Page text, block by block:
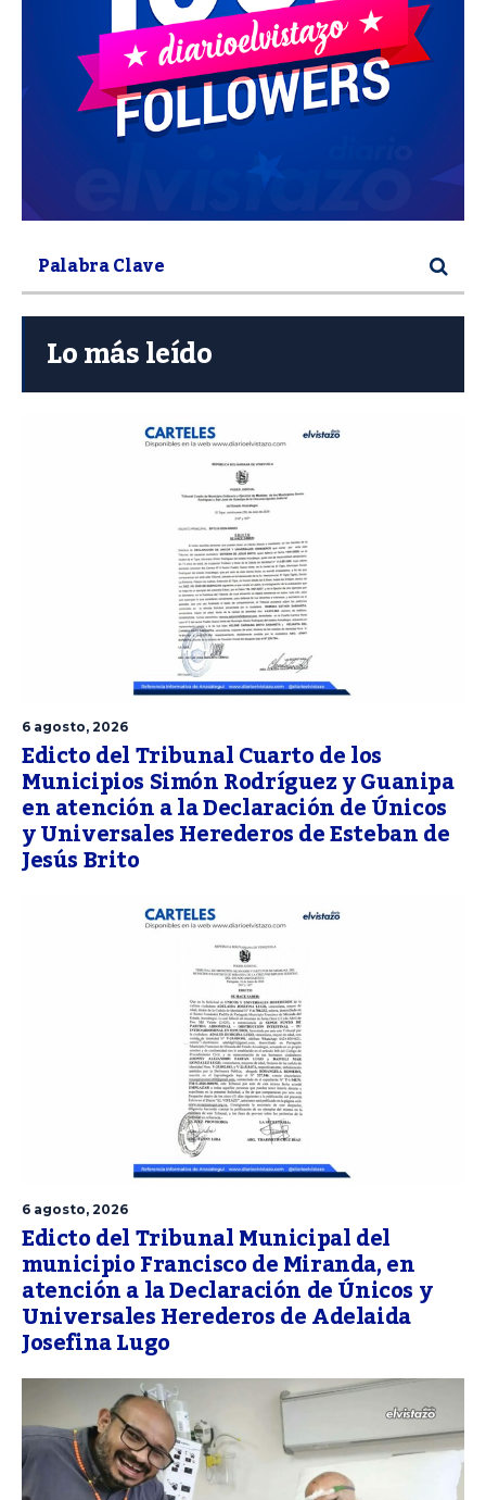
Lo más leído
6 agosto, 2026
Edicto del Tribunal Cuarto de los
Municipios Simón Rodríguez y Guanipa
en atención a la Declaración de Únicos
y Universales Herederos de Esteban de
Jesús Brito
6 agosto, 2026
Edicto del Tribunal Municipal del
municipio Francisco de Miranda, en
atención a la Declaración de Únicos y
Universales Herederos de Adelaida
Josefina Lugo